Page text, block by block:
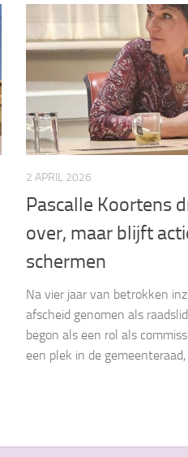
2 APRIL 2026
Pascalle Koortens
over, maar blijft
schermen
Na vier jaar van betrokken
afscheid genomen als
begon als een rol als
een plek in de gemeenteraad,